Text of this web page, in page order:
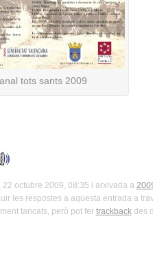
tots sants 2009
octubre 2009, 08:35 i arxivada a
les respostes a aquesta entrada a
tancats, però pot fer trackbackdes